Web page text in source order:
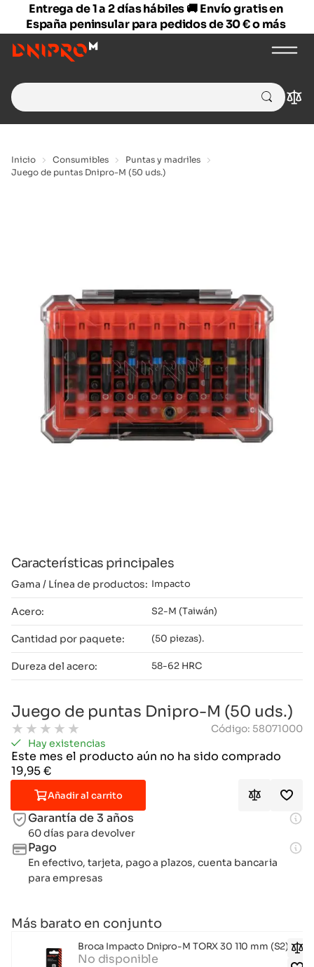
Entrega de 1 a 2 días hábiles 🚚 Envío gratis en
España peninsular para pedidos de 30 € o más
Search
for:
Inicio Consumibles
Puntas y madriles
Juego de puntas Dnipro-M (50 uds.)
Características principales
Gama / Línea de productos: Impacto
Acero: S2-M (Taiwán)
Cantidad por paquete: (50 piezas).
Dureza del acero: 58-62 HRC
Juego de puntas Dnipro-M (50 uds.)
★ ★ ★ ★ ★ Código: 58071000
Hay existencias
Este mes el producto aún no ha sido comprado
19,95€
Añadir al carrito
Garantía de 3 años
60 días para devolver
Pago
En efectivo, tarjeta, pago a plazos, cuenta bancaria
para empresas
Más barato en conjunto
Broca Impacto Dnipro-M TORX 30 110 mm (S2)-M
No disponible